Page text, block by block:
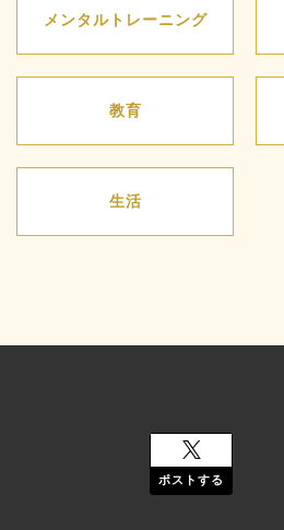
メンタルトレーニング
教育
生活
ポストする